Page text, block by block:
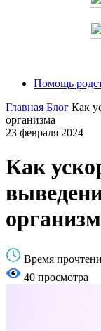
Помощь
Главная Блог Как
организма
23 февраля 2024
Как
Время
40 просмотра